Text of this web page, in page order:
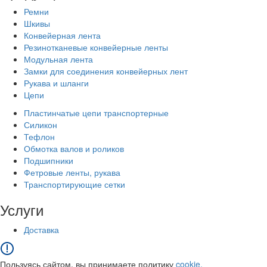
Ремни
Шкивы
Конвейерная лента
Резинотканевые конвейерные ленты
Модульная лента
Замки для соединения конвейерных лент
Рукава и шланги
Цепи
Пластинчатые цепи транспортерные
Силикон
Тефлон
Обмотка валов и роликов
Подшипники
Фетровые ленты, рукава
Транспортирующие сетки
Услуги
Доставка
Пользуясь сайтом, вы принимаете политику cookie.